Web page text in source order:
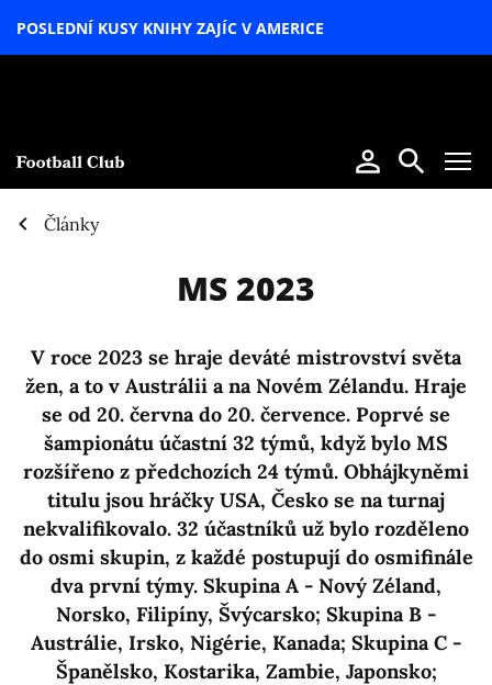
POSLEDNÍ KUSY KNIHY ZAJÍC V AMERICE
Články
MS 2023
V roce 2023 se hraje deváté mistrovství světa
žen, a to v Austrálii a na Novém Zélandu. Hraje
se od 20. června do 20. července. Poprvé se
šampionátu účastní 32 týmů, když bylo MS
rozšířeno z předchozích 24 týmů. Obhájkyněmi
titulu jsou hráčky USA, Česko se na turnaj
nekvalifikovalo. 32 účastníků už bylo rozděleno
do osmi skupin, z každé postupují do osmifinále
dva první týmy. Skupina A - Nový Zéland,
Norsko, Filipíny, Švýcarsko; Skupina B -
Austrálie, Irsko, Nigérie, Kanada; Skupina C -
Španělsko, Kostarika, Zambie, Japonsko;